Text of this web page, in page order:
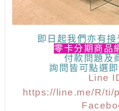
即日起我們亦有
零卡分期商品
付款問題及
詢問皆可點選
Line
https://line.me/R/ti/